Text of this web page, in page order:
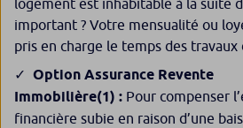
logement est inhabitable à la suite
important ? Votre mensualité ou
pris en charge le temps des travaux
Option Assurance Revente
Immobilière(1) : Pour compenser
financière subie en raison d’une